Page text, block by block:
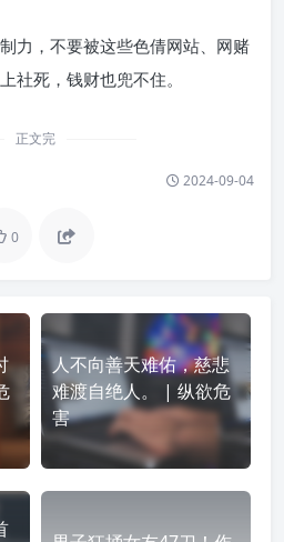
力，不要被这些色倩网站、网赌
社死，钱财也兜不住。
正文完
2024-09-04
0
人不向善天难佑，慈悲
难渡自绝人。 | 纵欲危
害